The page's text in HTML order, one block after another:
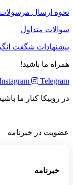
نحوه ارسال مرسولات
سوالات متداول
پیشنهادات شگفت
همراه ما باشید!
Telegram
در روبیکا کنار ما
عضویت در خبرنامه
خبر‌نامه